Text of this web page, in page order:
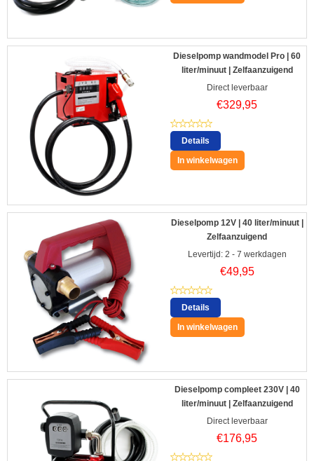
Dieselpomp wandmodel Pro | 60
liter/minuut | Zelfaanzuigend
Direct leverbaar
€329,95
Details
In winkelwagen
Dieselpomp 12V | 40 liter/minuut |
Zelfaanzuigend
Levertijd: 2 - 7 werkdagen
€49,95
Details
In winkelwagen
Dieselpomp compleet 230V | 40
liter/minuut | Zelfaanzuigend
Direct leverbaar
€176,95